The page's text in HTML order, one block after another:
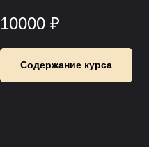
10000 ₽
Содержание курса